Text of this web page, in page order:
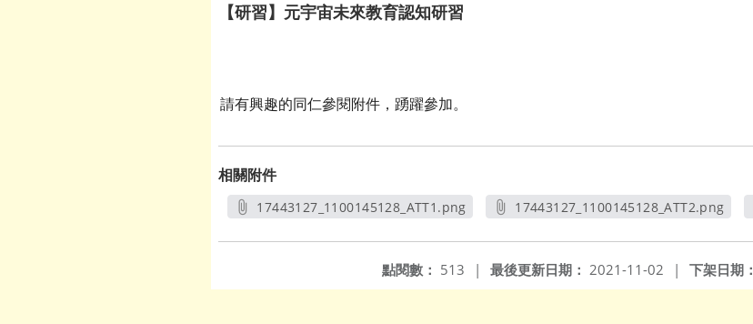
【研習】元宇宙未來教育認知研習
請有興趣的同仁參閱附件，踴躍參加。
相關附件
17443127_1100145128_ATT1.png
17443127_1100145128_ATT2.png
下架日期：
最後更新日期： 2021-11-02 |
點閱數： 513 |